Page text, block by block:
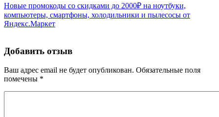
Новые промокоды со скидками до 2000₽ на ноутбуки,
компьютеры, смартфоны, холодильники и пылесосы от
Яндекс.Маркет
Добавить отзыв
Ваш адрес email не будет опубликован. Обязательные поля
помечены *